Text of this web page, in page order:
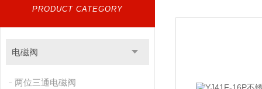
PRODUCT CATEGORY
电磁阀
两位三通电磁阀